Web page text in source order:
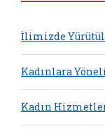
İlimizde
Kadınlara
Kadın